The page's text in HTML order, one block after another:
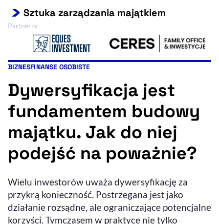
Resetuj opcje
Ułatwienia dostępności wspierają:
Sprawdź, jak i dlaczego zwiększamy dostępność , otwiera się w nowym
Deklaracja dostępności , otwiera się w nowym oknie
Zgłoś problem
, otwiera się w
Sztuka zarządzania majątkiem
Partnerzy
Kategorie artykułu:
BIZNESFINANSE OSOBISTE
Dywersyfikacja jest
fundamentem budowy
majątku. Jak do niej
podejść na poważnie?
Wielu inwestorów uważa dywersyfikację za
przykrą konieczność. Postrzegana jest jako
działanie rozsądne, ale ograniczające potencjalne
korzyści. Tymczasem w praktyce nie tylko